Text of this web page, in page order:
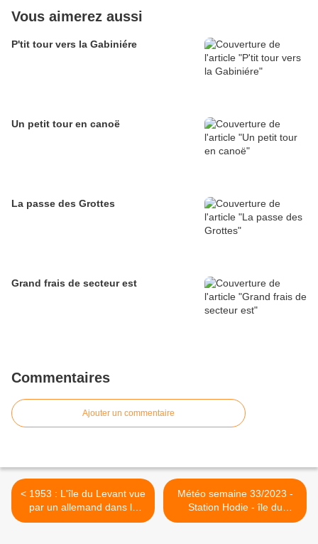
Vous aimerez aussi
P'tit tour vers la Gabiniére
Un petit tour en canoë
La passe des Grottes
Grand frais de secteur est
Commentaires
Ajouter un commentaire
< 1953 : L'île du Levant vue
par un allemand dans la
revue ADIL
Météo semaine 33/2023 -
Station Hodie - île du
Levant >